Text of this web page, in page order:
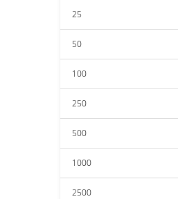
25
50
100
250
500
1000
2500